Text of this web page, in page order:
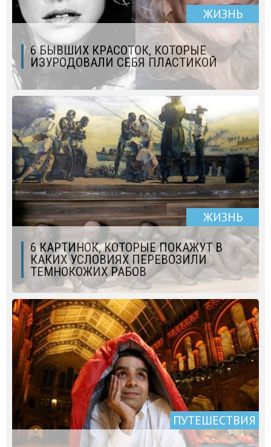
ЖИЗНЬ
6 БЫВШИХ КРАСОТОК, КОТОРЫЕ
ИЗУРОДОВАЛИ СЕБЯ ПЛАСТИКОЙ
ЖИЗНЬ
6 КАРТИНОК, КОТОРЫЕ ПОКАЖУТ В
КАКИХ УСЛОВИЯХ ПЕРЕВОЗИЛИ
ТЕМНОКОЖИХ РАБОВ
ПУТЕШЕСТВИЯ